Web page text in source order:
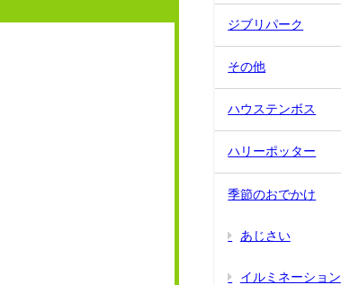
ジブリパーク
その他
ハウステンボス
ハリーポッター
季節のおでかけ
あじさい
イルミネーション